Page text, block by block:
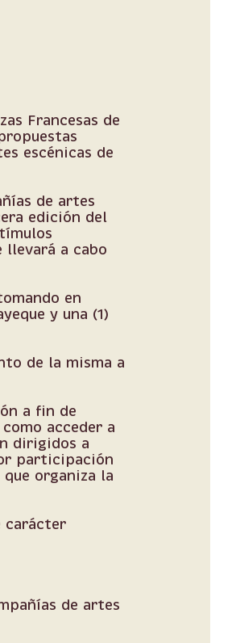
Francesas de
escénicas de
de artes
edición del
llevará a cabo
en
y una (1)
de la misma a
a fin de
acceder a
dirigidos a
participación
organiza la
carácter
de artes